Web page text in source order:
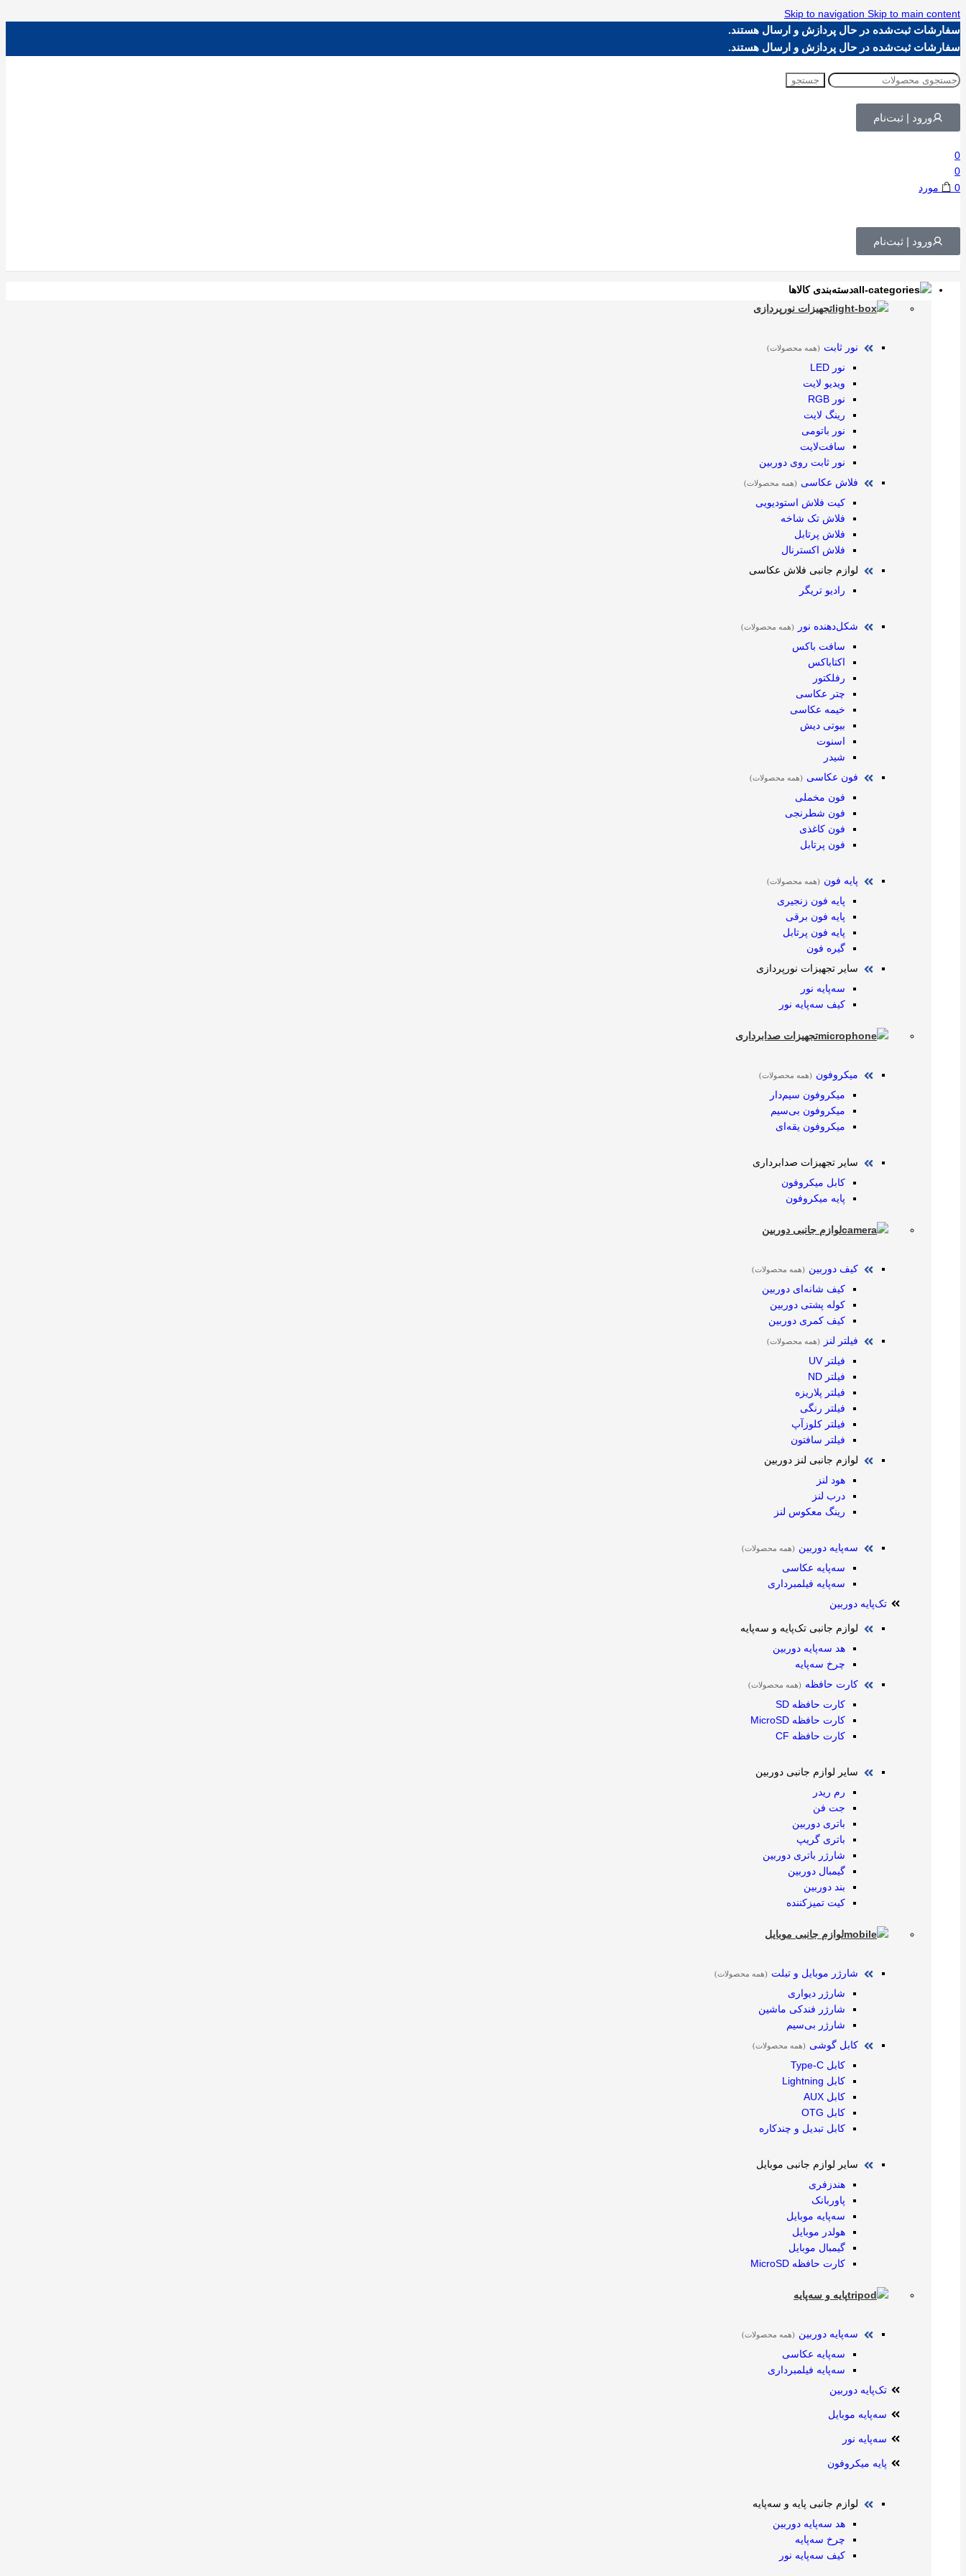
Skip to navigation Skip to main content
سفارشات ثبت‌شده در حال پردازش و ارسال هستند.
سفارشات ثبت‌شده در حال پردازش و ارسال هستند.
جستجو
ورود | ثبت‌نام
0
0
0
مورد
ورود | ثبت‌نام
دسته‌بندی کالاها
تجهیزات نورپردازی
نور ثابت (همه محصولات)
نور LED
ویدیو لایت
نور RGB
رینگ لایت
نور باتومی
سافت‌لایت
نور ثابت روی دوربین
فلاش عکاسی (همه محصولات)
کیت فلاش استودیویی
فلاش تک شاخه
فلاش پرتابل
فلاش اکسترنال
لوازم جانبی فلاش عکاسی
رادیو تریگر
شکل‌دهنده نور (همه محصولات)
سافت باکس
اکتاباکس
رفلکتور
چتر عکاسی
خیمه عکاسی
بیوتی دیش
اسنوت
شیدر
فون عکاسی (همه محصولات)
فون مخملی
فون شطرنجی
فون کاغذی
فون پرتابل
پایه فون (همه محصولات)
پایه فون زنجیری
پایه فون برقی
پایه فون پرتابل
گیره فون
سایر تجهیزات نورپردازی
سه‌پایه نور
کیف سه‌پایه نور
تجهیزات صدابرداری
میکروفون (همه محصولات)
میکروفون سیم‌دار
میکروفون بی‌سیم
میکروفون یقه‌ای
سایر تجهیزات صدابرداری
کابل میکروفون
پایه میکروفون
لوازم جانبی دوربین
کیف دوربین (همه محصولات)
کیف شانه‌ای دوربین
کوله پشتی دوربین
کیف کمری دوربین
فیلتر لنز
(همه محصولات)
فیلتر UV
فیلتر ND
فیلتر پلاریزه
فیلتر رنگی
فیلتر کلوزآپ
فیلتر سافتون
لوازم جانبی لنز دوربین
هود لنز
درب لنز
رینگ معکوس لنز
سه‌پایه دوربین (همه محصولات)
سه‌پایه عکاسی
سه‌پایه فیلمبرداری
تک‌پایه دوربین
لوازم جانبی تک‌پایه و سه‌پایه
هد سه‌پایه دوربین
چرخ سه‌پایه
کارت حافظه (همه محصولات)
کارت حافظه SD
کارت حافظه MicroSD
کارت حافظه CF
سایر لوازم جانبی دوربین
رم ریدر
جت فن
باتری دوربین
باتری گریپ
شارژر باتری دوربین
گیمبال دوربین
بند دوربین
کیت تمیز‌کننده
لوازم جانبی موبایل
شارژر موبایل و تبلت (همه محصولات)
شارژر دیواری
شارژر فندکی ماشین
شارژر بی‌سیم
کابل گوشی (همه محصولات)
کابل Type-C
کابل Lightning
کابل AUX
کابل OTG
کابل تبدیل و چندکاره
سایر لوازم جانبی موبایل
هندزفری
پاوربانک
سه‌پایه موبایل
هولدر موبایل
گیمبال موبایل
کارت حافظه MicroSD
پایه و سه‌پایه
سه‌پایه دوربین (همه محصولات)
سه‌پایه عکاسی
سه‌پایه فیلمبرداری
تک‌پایه دوربین
سه‌پایه موبایل
سه‌پایه نور
پایه میکروفون
لوازم جانبی پایه و سه‌پایه
هد سه‌پایه دوربین
چرخ سه‌پایه
کیف سه‌پایه نور